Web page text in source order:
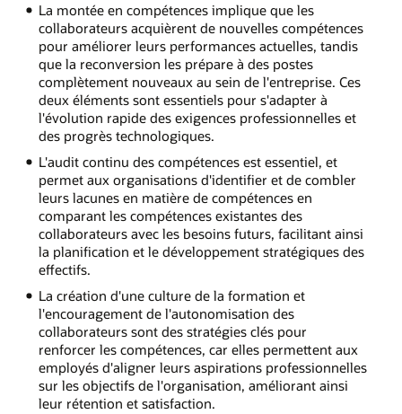
La montée en compétences implique que les
collaborateurs acquièrent de nouvelles compétences
pour améliorer leurs performances actuelles, tandis
que la reconversion les prépare à des postes
complètement nouveaux au sein de l'entreprise. Ces
deux éléments sont essentiels pour s'adapter à
l'évolution rapide des exigences professionnelles et
des progrès technologiques.
L'audit continu des compétences est essentiel, et
permet aux organisations d'identifier et de combler
leurs lacunes en matière de compétences en
comparant les compétences existantes des
collaborateurs avec les besoins futurs, facilitant ainsi
la planification et le développement stratégiques des
effectifs.
La création d'une culture de la formation et
l'encouragement de l'autonomisation des
collaborateurs sont des stratégies clés pour
renforcer les compétences, car elles permettent aux
employés d'aligner leurs aspirations professionnelles
sur les objectifs de l'organisation, améliorant ainsi
leur rétention et satisfaction.